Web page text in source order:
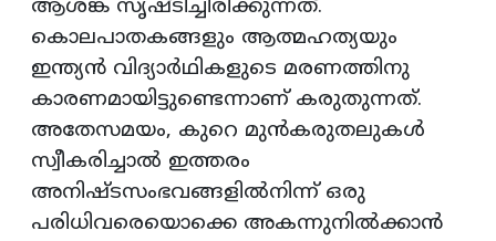
ആശങ്ക സൃഷ്ടിച്ചിരിക്കുന്നത്.
കൊലപാതകങ്ങളും ആത്മഹത്യയും
ഇന്ത്യൻ വിദ്യാർഥികളുടെ മരണത്തിനു
കാരണമായിട്ടുണ്ടെന്നാണ് കരുതുന്നത്.
അതേസമയം, കുറെ മുൻകരുതലുകൾ
സ്വീകരിച്ചാൽ ഇത്തരം
അനിഷ്ടസംഭവങ്ങളിൽനിന്ന് ഒരു
പരിധിവരെയൊക്കെ അകന്നുനിൽക്കാൻ